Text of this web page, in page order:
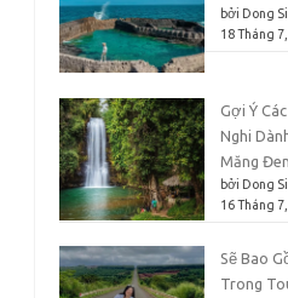
bởi Dong
18 Tháng
Gợi Ý
Nghi
Măng
bởi Dong
16 Tháng
Sẽ Bao
Trong